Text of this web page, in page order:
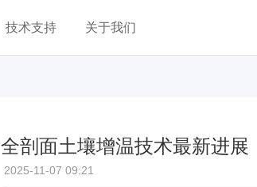
技术支持 关于我们
全剖面土壤增温技术最新进展
2025-11-07 09:21